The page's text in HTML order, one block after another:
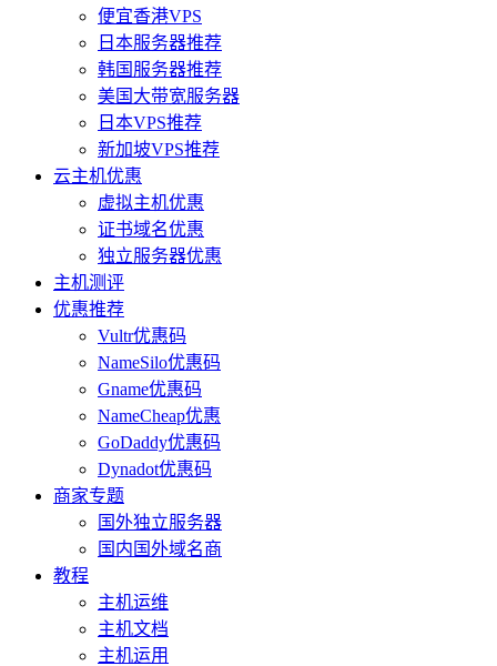
便宜香港VPS
日本服务器推荐
韩国服务器推荐
美国大带宽服务器
日本VPS推荐
新加坡VPS推荐
云主机优惠
虚拟主机优惠
证书域名优惠
独立服务器优惠
主机测评
优惠推荐
Vultr优惠码
NameSilo优惠码
Gname优惠码
NameCheap优惠
GoDaddy优惠码
Dynadot优惠码
商家专题
国外独立服务器
国内国外域名商
教程
主机运维
主机文档
主机运用